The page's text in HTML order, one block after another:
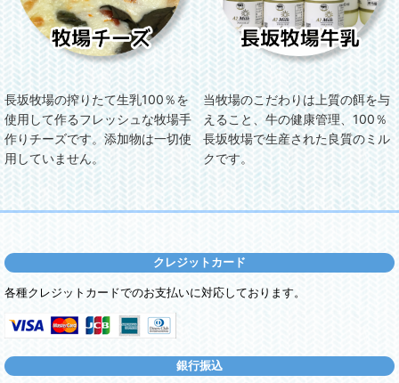
長坂牧場の搾りたて生乳100％を
使用して作るフレッシュな牧場手
作りチーズです。添加物は一切使
用していません。
当牧場のこだわりは上質の餌を与
えること、牛の健康管理、100％
長坂牧場で生産された良質のミル
クです。
クレジットカード
各種クレジットカードでのお支払いに対応しております。
銀行振込